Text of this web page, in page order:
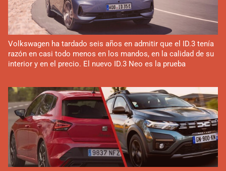
Volkswagen ha tardado seis años en admitir que el ID.3 tenía
razón en casi todo menos en los mandos, en la calidad de su
interior y en el precio. El nuevo ID.3 Neo es la prueba